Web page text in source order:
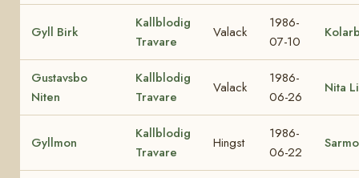
Gyll Birk
Kallblodig
Travare
Valack
1986-
07-10
Gustavsbo
Niten
Kallblodig
Travare
Valack
1986-
06-26
Nita
Gyllmon
Kallblodig
Travare
Hingst
1986-
06-22